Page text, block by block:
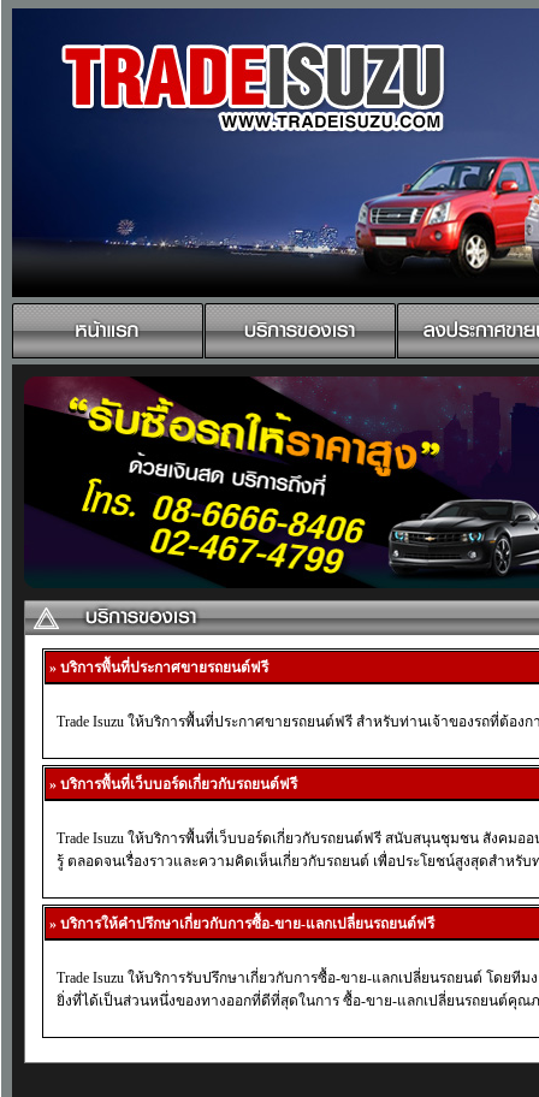
» บริการพื้นที่ประกาศขายรถยนต์ฟรี
Trade Isuzu ให้บริการพื้นที่ประกาศขายรถยนต์ฟรี สำหรับท่านเจ้าของรถที่ต้อ
» บริการพื้นที่เว็บบอร์ดเกี่ยวกับรถยนต์ฟรี
Trade Isuzu ให้บริการพื้นที่เว็บบอร์ดเกี่ยวกับรถยนต์ฟรี สนับสนุนชุมชน สังคม
รู้ ตลอดจนเรื่องราวและความคิดเห็นเกี่ยวกับรถยนต์ เพื่อประโยชน์สูงสุดสำหรับ
» บริการให้คำปรึกษาเกี่ยวกับการซื้อ-ขาย-แลกเปลี่ยนรถยนต์ฟรี
Trade Isuzu ให้บริการรับปรึกษาเกี่ยวกับการซื้อ-ขาย-แลกเปลี่ยนรถยนต์ โดย
ยิ่งที่ได้เป็นส่วนหนึ่งของทางออกที่ดีที่สุดในการ ซื้อ-ขาย-แลกเปลี่ยนรถยนต์คุณ